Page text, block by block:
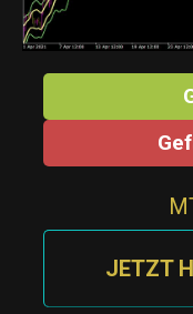
JETZT